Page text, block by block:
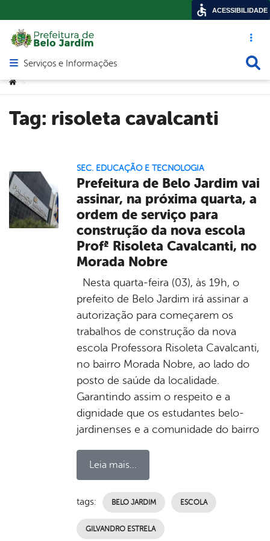
Acesso
Abrir menu principal de navegação
Serviços e Informações
Você está aqui:
>
Tag: risoleta cavalcanti
SEC. EDUCAÇÃO E TECNOLOGIA
Prefeitura de Belo Jardim vai
assinar, na próxima quarta, a
ordem de serviço para
construção da nova escola
Profª Risoleta Cavalcanti, no
Morada Nobre
Nesta quarta-feira (03), às 19h, o
prefeito de Belo Jardim irá assinar a
autorização para começarem os
trabalhos de construção da nova
escola Professora Risoleta Cavalcanti,
no bairro Morada Nobre, ao lado do
posto de saúde da localidade.
Garantindo assim o respeito e a
dignidade que os estudantes belo-
jardinenses e a comunidade do bairro
Leia mais...
tags: BELO JARDIM ESCOLA
GILVANDRO ESTRELA
ACESSIBILIDADE